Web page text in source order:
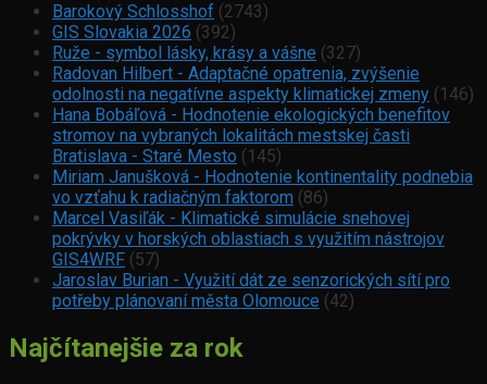
Barokový Schlosshof (2743)
GIS Slovakia 2026 (392)
Ruže - symbol lásky, krásy a vášne (327)
Radovan Hilbert - Adaptačné opatrenia, zvýšenie
odolnosti na negatívne aspekty klimatickej zmeny (146)
Hana Bobáľová - Hodnotenie ekologických benefitov
stromov na vybraných lokalitách mestskej časti
Bratislava - Staré Mesto (145)
Miriam Janušková - Hodnotenie kontinentality podnebia
vo vzťahu k radiačným faktorom (86)
Marcel Vasiľák - Klimatické simulácie snehovej
pokrývky v horských oblastiach s využitím nástrojov
GIS4WRF (57)
Jaroslav Burian - Využití dát ze senzorických sítí pro
potřeby plánovaní města Olomouce (42)
Najčítanejšie za rok